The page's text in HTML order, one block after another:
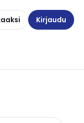
Kirjaudu